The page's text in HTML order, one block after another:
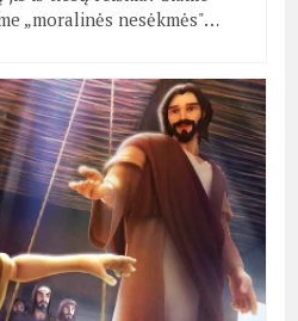
„moralinės nesėkmės"…